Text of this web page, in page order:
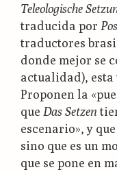
Teleologische
traducida por
traductores
donde mejor se
actualidad),
Proponen la
queDas Setzen
escenario», y
sino que es un
que se pone en